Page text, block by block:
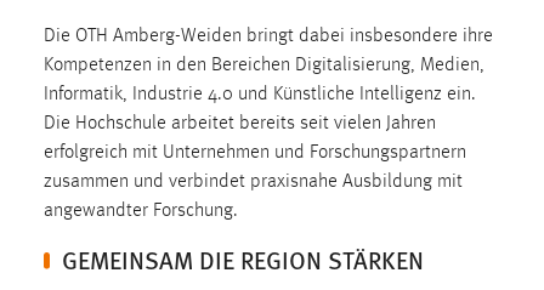
Die OTH Amberg-Weiden bringt dabei insbesondere ihre
Kompetenzen in den Bereichen Digitalisierung, Medien,
Informatik, Industrie 4.0 und Künstliche Intelligenz ein.
Die Hochschule arbeitet bereits seit vielen Jahren
erfolgreich mit Unternehmen und Forschungspartnern
zusammen und verbindet praxisnahe Ausbildung mit
angewandter Forschung.
GEMEINSAM DIE REGION STÄRKEN
Cookie Laufzeit:
MibewSessionID, mibew-chat-frame-style-
5e9dbeb1811c0446 = Sitzungslaufzeit, mibew_locale = 3
Jahre, MIBEW_UserID = 1 Jahr
Login
fe_user, be_user, be_lastLoginProvider